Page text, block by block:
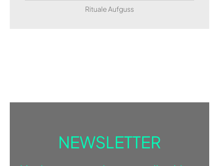
Rituale Aufguss
NEWSLETTER